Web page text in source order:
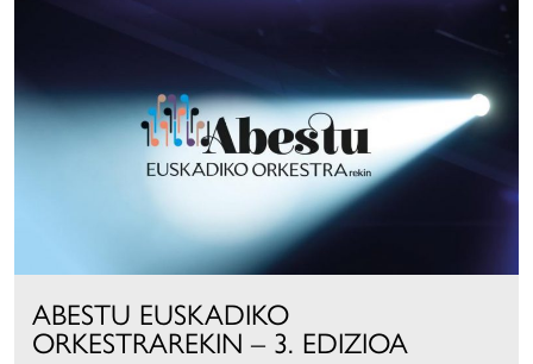
ABESTU EUSKADIKO
ORKESTRAREKIN – 3. EDIZIOA